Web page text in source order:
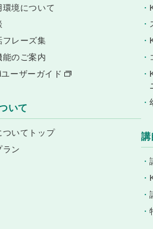
境について
フレーズ集
能のご案内
ーザーガイド
いて
ついてトップ
ン
・
・
・
・
・
・
・
・
・
・